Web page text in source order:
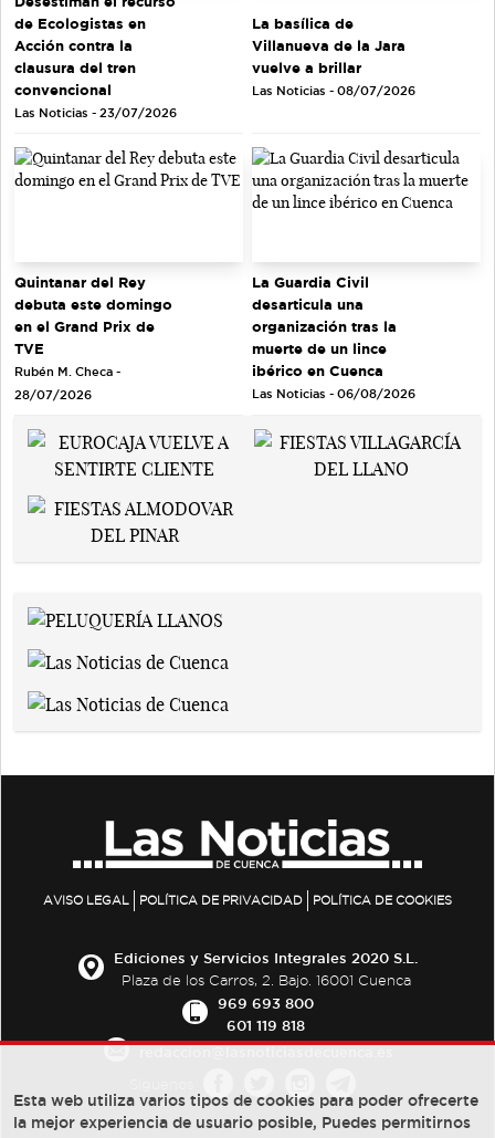
de Ecologistas en
Acción contra la
clausura del tren
convencional
Las Noticias - 23/07/2026
La basílica de
Villanueva de la Jara
vuelve a brillar
Las Noticias - 08/07/2026
Quintanar del Rey
debuta este domingo
en el Grand Prix de
TVE
Rubén M. Checa -
28/07/2026
La Guardia Civil
desarticula una
organización tras la
muerte de un lince
ibérico en Cuenca
Las Noticias - 06/08/2026
AVISO LEGAL POLÍTICA DE PRIVACIDAD POLÍTICA DE COOKIES
Ediciones y Servicios Integrales 2020 S.L.
Plaza de los Carros, 2. Bajo. 16001 Cuenca
969 693 800
601 119 818
Esta web utiliza varios tipos de cookies para poder ofrecerte
la mejor experiencia de usuario posible, Puedes permitirnos